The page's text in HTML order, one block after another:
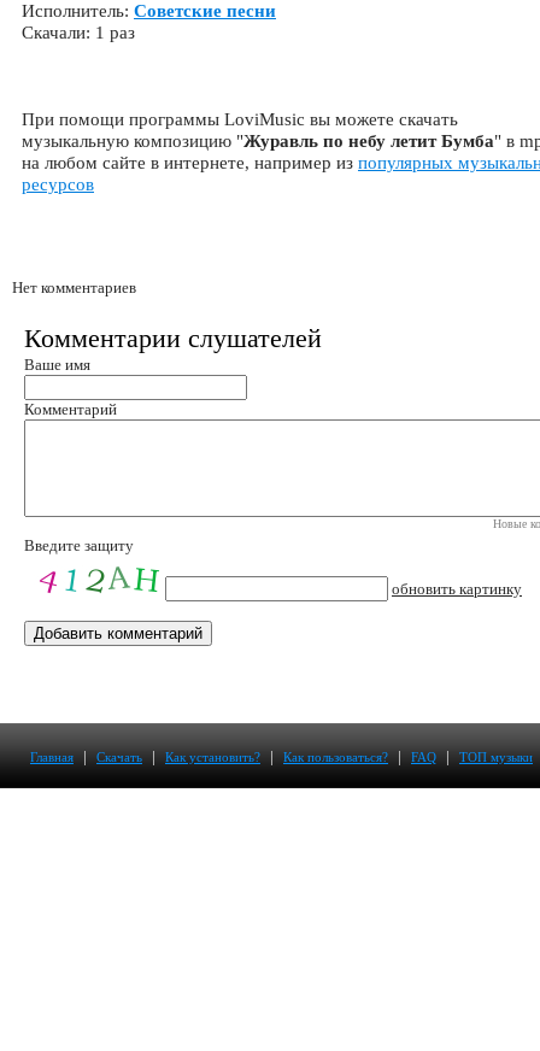
Исполнитель: Советские песни
Скачали: 1 раз
При помощи программы LoviMusic вы можете скачать
музыкальную композицию "Журавль по небу летит Бумба" в
на любом сайте в интернете, например из популярных
ресурсов
Нет комментариев
Комментарии слушателей
Ваше имя
Комментарий
Новые
Введите защиту
обновить картинку
Главная | Скачать | Как установить? | Как пользоваться? | FAQ | ТОП музыки